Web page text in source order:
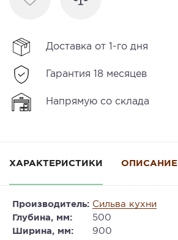
Доставка от 1-го дня
Гарантия 18 месяцев
Напрямую со склада
ХАРАКТЕРИСТИКИ ОПИСАНИЕ
Производитель: Сильва кухни
Глубина, мм:
500
Ширина, мм:
900